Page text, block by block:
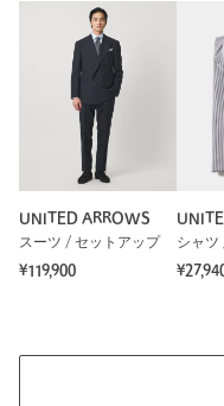
UNITED ARROWS
スーツ / セットアップ
¥119,900
シャツ